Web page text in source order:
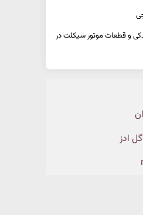
و قطعات موتور سیکلت در
ادز